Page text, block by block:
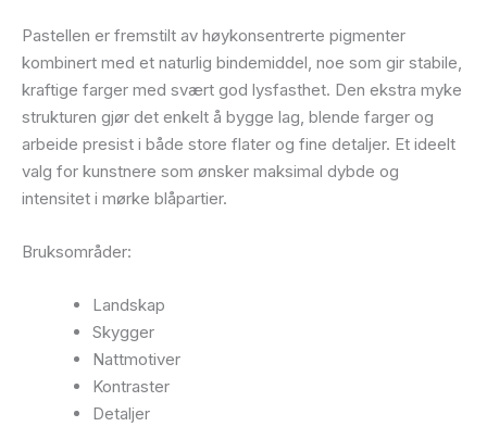
Pastellen er fremstilt av høykonsentrerte pigmenter
kombinert med et naturlig bindemiddel, noe som gir stabile,
kraftige farger med svært god lysfasthet. Den ekstra myke
strukturen gjør det enkelt å bygge lag, blende farger og
arbeide presist i både store flater og fine detaljer. Et ideelt
valg for kunstnere som ønsker maksimal dybde og
intensitet i mørke blåpartier.
Bruksområder:
Landskap
Skygger
Nattmotiver
Kontraster
Detaljer